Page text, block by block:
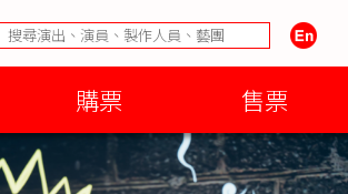
購票 售票